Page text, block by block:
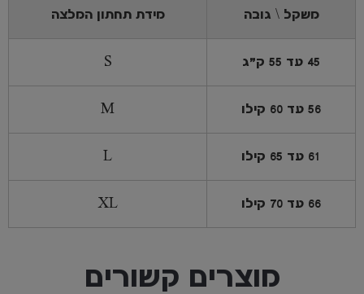
משקל \ גובה מידת תחתון המלצה
45 עד 55 ק"ג S
56 עד 60 קילו M
61 עד 65 קילו L
66 עד 70 קילו XL
מוצרים קשורים